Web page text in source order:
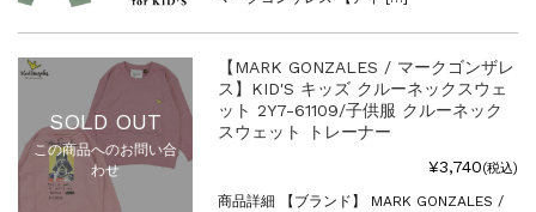
SOLD OUT
この商品へのお問い合
わせ
【MARK GONZALES / マークゴンザレ
ス】KID'S キッズ クルーネックスウェ
ット 2Y7-61109/子供服 クルーネック
スウェット トレーナー
¥3,740(税込)
商品詳細 【ブランド】 MARK GONZALES /